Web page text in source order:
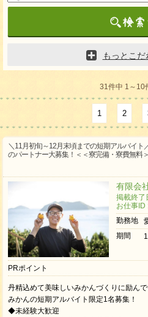
もっとこ
31件中 1～10
1 2
＼11月初旬～12月末頃までの短期アルバイ
のパートナー大募集！＜＜寮完備・寮費無料
有限会
掲載終了
お仕事ID
勤務地
期間
PRポイント
丹精込めて美味しいみかんづくりに励んで
みかんの短期アルバイト限定1名募集！
◆未経験大歓迎